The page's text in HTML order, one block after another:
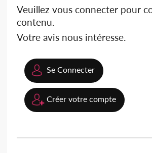
Veuillez vous connecter pour
contenu.
Votre avis nous intéresse.
Se Connecter
Créer votre compte